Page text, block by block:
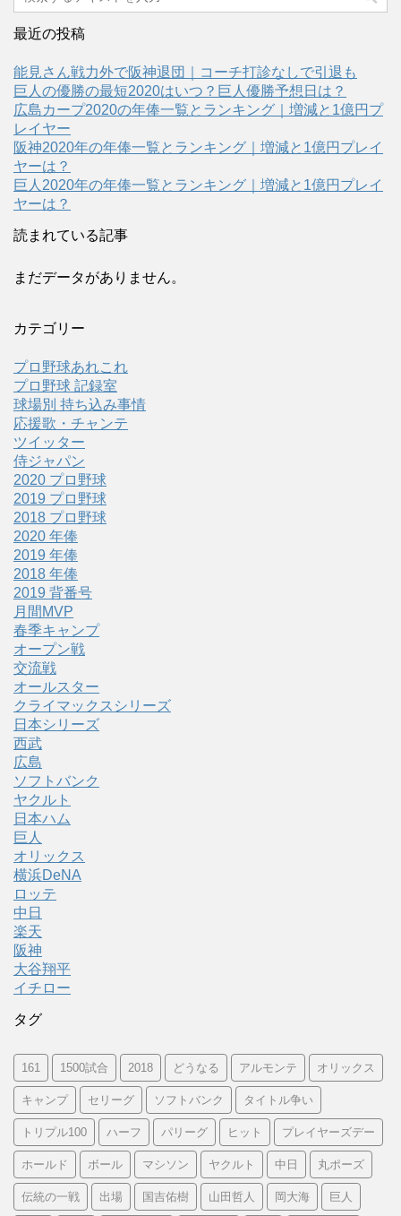
最近の投稿
能見さん戦力外で阪神退団｜コーチ打診なしで引退も
巨人の優勝の最短2020はいつ？巨人優勝予想日は？
広島カープ2020の年俸一覧とランキング｜増減と1億円プ
レイヤー
阪神2020年の年俸一覧とランキング｜増減と1億円プレイ
ヤーは？
巨人2020年の年俸一覧とランキング｜増減と1億円プレイ
ヤーは？
読まれている記事
まだデータがありません。
カテゴリー
プロ野球あれこれ
プロ野球 記録室
球場別 持ち込み事情
応援歌・チャンテ
ツイッター
侍ジャパン
2020 プロ野球
2019 プロ野球
2018 プロ野球
2020 年俸
2019 年俸
2018 年俸
2019 背番号
月間MVP
春季キャンプ
オープン戦
交流戦
オールスター
クライマックスシリーズ
日本シリーズ
西武
広島
ソフトバンク
ヤクルト
日本ハム
巨人
オリックス
横浜DeNA
ロッテ
中日
楽天
阪神
大谷翔平
イチロー
タグ
161 1500試合 2018 どうなる アルモンテ オリックス
キャンプ セリーグ ソフトバンク タイトル争い
トリプル100 ハーフ パリーグ ヒット プレイヤーズデー
ホールド ボール マシソン ヤクルト 中日 丸ポーズ
伝統の一戦 出場 国吉佑樹 山田哲人 岡大海 巨人